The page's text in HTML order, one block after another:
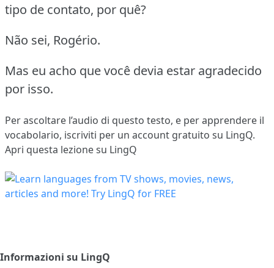
tipo de contato, por quê?
Não sei, Rogério.
Mas eu acho que você devia estar agradecido
por isso.
Per ascoltare l’audio di questo testo, e per apprendere il
vocabolario, iscriviti per un account gratuito su LingQ.
Apri questa lezione su LingQ
Informazioni su LingQ